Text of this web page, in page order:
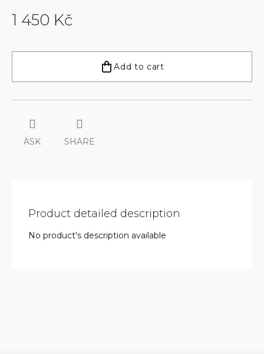
1 450 Kč
price:
Add to cart
ASK SHARE
Product detailed description
No product's description available